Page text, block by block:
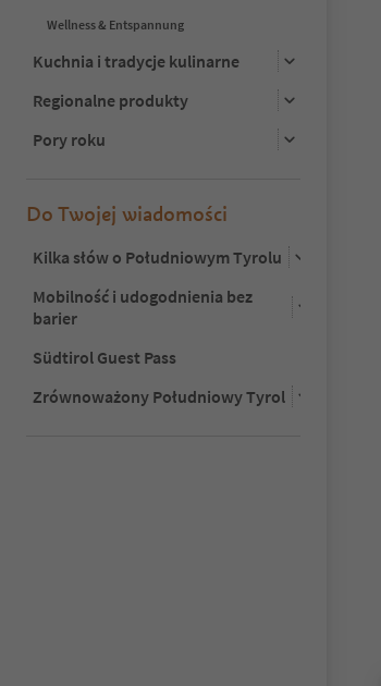
Wellness & Entspannung
Kuchnia i tradycje kulinarne
Regionalne produkty
Pory roku
Do Twojej wiadomości
Kilka słów o Południowym Tyrolu
Mobilność i udogodnienia bez
barier
Südtirol Guest Pass
Zrównoważony Południowy Tyrol